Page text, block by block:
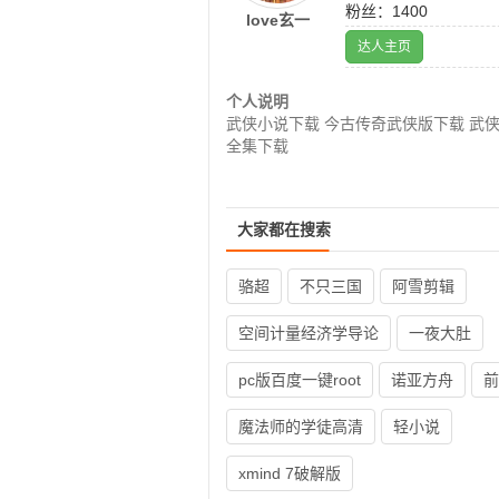
love玄一
粉丝：1400
达人主页
个人说明
武侠小说下载 今古传奇武侠版下载 武
全集下载
大家都在搜索
骆超 不只三国 阿雪剪辑
空间计量经济学导论 一夜大肚
pc版百度一键root 诺亚方舟
魔法师的学徒高清 轻小说
xmind 7破解版